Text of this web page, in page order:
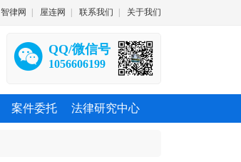
智律网 屋连网 联系我们 关于我们
QQ/微信号
1056606199
案件委托 法律研究中心